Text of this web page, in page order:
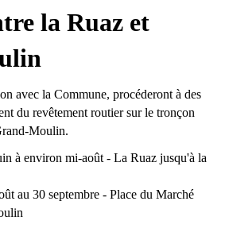
la Ruaz et
avec la Commune, procéderont à des
du revêtement routier sur le tronçon
Moulin.
à environ mi-août - La Ruaz jusqu'à la
au 30 septembre - Place du Marché